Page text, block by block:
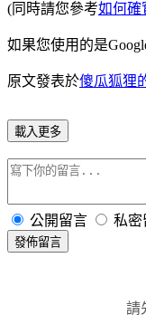
(同時請您參考如何確
如果您使用的是
原文發表於傻瓜狐狸
載入更多
公開留言 私密
發佈留言
請